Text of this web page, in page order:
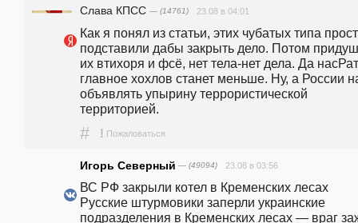
Слава КПСС — (14761) 23.08 в 04:01
Как я понял из статьи, этих чубатых типа
подставили дабы закрыть дело. Потом
их втихоря и фсё, нет тела-нет дела. Да
главное хохлов станет меньше. Ну, а России
объявлять упырину террористической
территорией.
# ! Пожаловаться
Игорь Северный — (49094) 23.08 в 03:56
ВС РФ закрыли котел в Кременских лесах
Русские штурмовики заперли украинские
подразделения в Кременских лесах — враг